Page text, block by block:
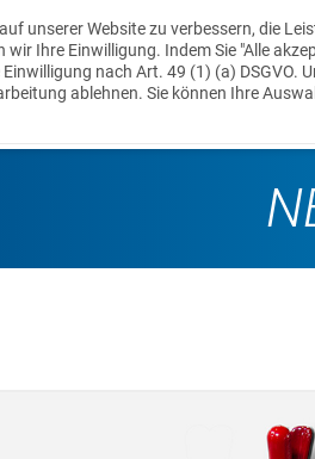
LEISTUNGEN UNTERNEHMEN
unserer Website zu verbessern, die
Ihre Einwilligung. Indem Sie "Alle
nach Art. 49 (1) (a) DSGVO.
ablehnen. Sie können Ihre